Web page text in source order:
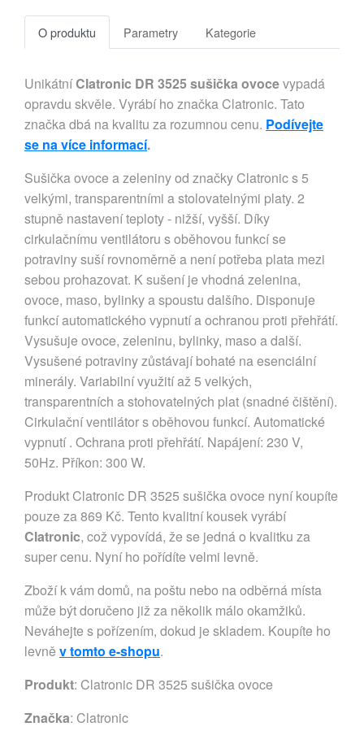
O produktu Parametry Kategorie
UnikátníClatronic DR 3525 sušička ovocevypadá
opravdu skvěle. Vyrábí ho značka Clatronic. Tato
značka dbá na kvalitu za rozumnou cenu. Podívejte
se na více informací.
Sušička ovoce a zeleniny od značky Clatronic s 5
velkými, transparentními a stolovatelnými platy. 2
stupně nastavení teploty - nižší, vyšší. Díky
cirkulačnímu ventilátoru s oběhovou funkcí se
potraviny suší rovnoměrně a není potřeba plata mezi
sebou prohazovat. K sušení je vhodná zelenina,
ovoce, maso, bylinky a spoustu dalšího. Disponuje
funkcí automatického vypnutí a ochranou proti přehřátí.
Vysušuje ovoce, zeleninu, bylinky, maso a další.
Vysušené potraviny zůstávají bohaté na esenciální
minerály. Variabilní využití až 5 velkých,
transparentních a stohovatelných plat (snadné čištění).
Cirkulační ventilátor s oběhovou funkcí. Automatické
vypnutí . Ochrana proti přehřátí. Napájení: 230 V,
50Hz. Příkon: 300 W.
Produkt Clatronic DR 3525 sušička ovoce nyní koupíte
pouze za 869 Kč. Tento kvalitní kousek vyrábí
Clatronic, což vypovídá, že se jedná o kvalitku za
super cenu. Nyní ho pořídíte velmi levně.
Zboží k vám domů, na poštu nebo na odběrná místa
může být doručeno již za několik málo okamžiků.
Neváhejte s pořízením, dokud je skladem. Koupíte ho
levně v tomto e-shopu.
Produkt: Clatronic DR 3525 sušička ovoce
Značka: Clatronic